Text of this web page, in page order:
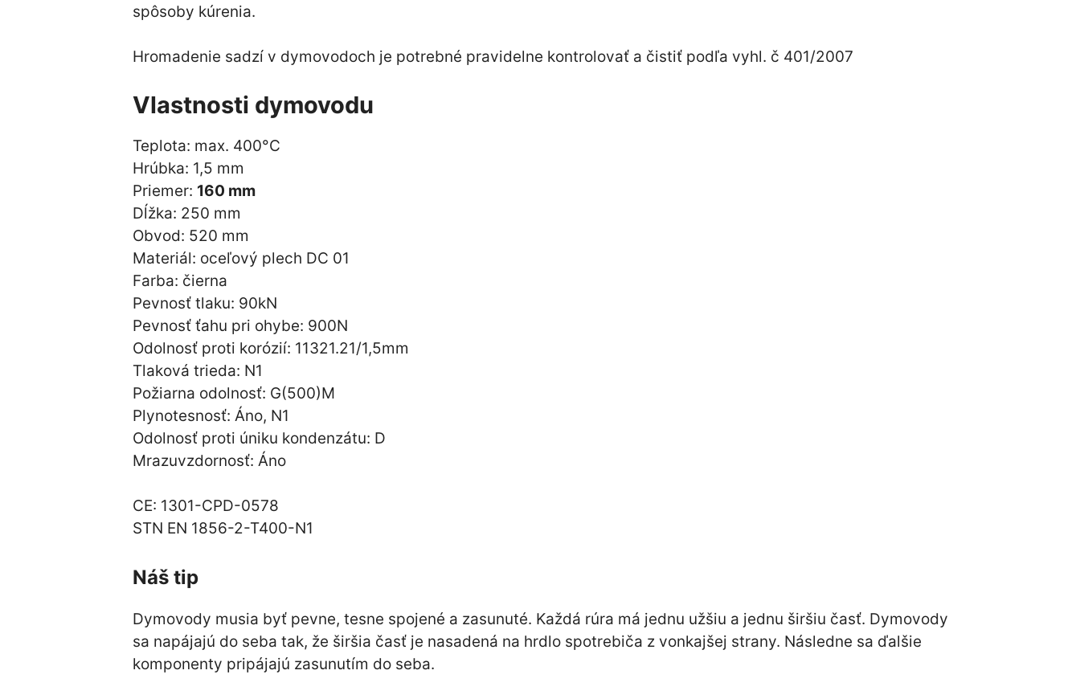
spôsoby kúrenia.
Hromadenie sadzí v dymovodoch je potrebné pravidelne kontrolovať a čistiť podľa vyhl. č 401/2007
Vlastnosti dymovodu
Teplota: max. 400°C
Hrúbka: 1,5 mm
Priemer: 160 mm
Dĺžka: 250 mm
Obvod: 520 mm
Materiál: oceľový plech DC 01
Farba: čierna
Pevnosť tlaku: 90kN
Pevnosť ťahu pri ohybe: 900N
Odolnosť proti korózií: 11321.21/1,5mm
Tlaková trieda: N1
Požiarna odolnosť: G(500)M
Plynotesnosť: Áno, N1
Odolnosť proti úniku kondenzátu: D
Mrazuvzdornosť: Áno
CE: 1301-CPD-0578
STN EN 1856-2-T400-N1
Náš tip
Dymovody musia byť pevne, tesne spojené a zasunuté. Každá rúra má jednu užšiu a jednu širšiu časť. Dymovody
sa napájajú do seba tak, že širšia časť je nasadená na hrdlo spotrebiča z vonkajšej strany. Následne sa ďalšie
komponenty pripájajú zasunutím do seba.